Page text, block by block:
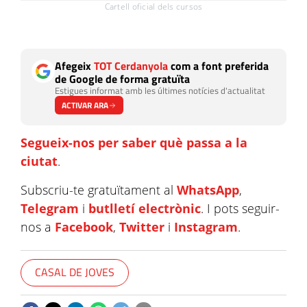
Cartell oficial dels cursos
AfegeixTOT Cerdanyolacom a font preferida
de Google de forma gratuïta
Estigues informat amb les últimes notícies d'actualitat
ACTIVAR ARA
Segueix-nos per saber què passa a la
ciutat.
Subscriu-te gratuïtament al WhatsApp,
Telegram i butlletí electrònic. I pots seguir-
nos a Facebook, Twitter i Instagram.
CASAL DE JOVES